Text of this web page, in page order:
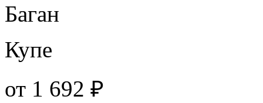
Баган
Купе
от 1 692 ₽